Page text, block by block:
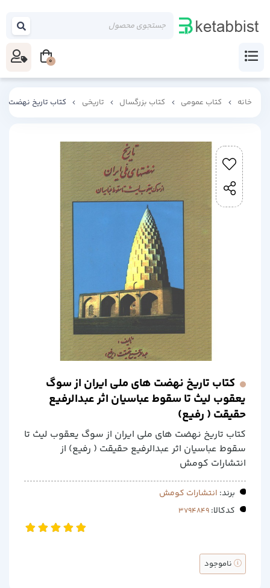
خانه کتاب عمومی کتاب بزرگسال تاریخی کتاب تاریخ نهضت
کتاب تاریخ نهضت های ملی ایران از سوگ
یعقوب لیث تا سقوط عباسیان اثر عبدالرفیع
حقیقت ( رفیع)
کتاب تاریخ نهضت های ملی ایران از سوگ یعقوب لیث تا
سقوط عباسیان اثر عبدالرفیع حقیقت ( رفیع) از
انتشارات کومش
برند: انتشارات کومش
کدکالا:
ناموجود
0